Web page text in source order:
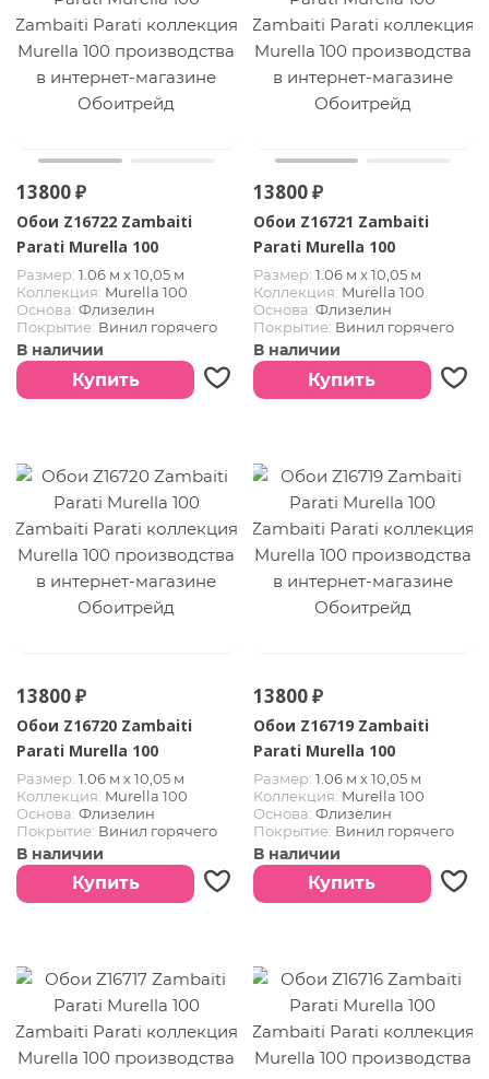
13800 ₽
Обои Z16722 Zambaiti
Parati Murella 100
Размер: 1.06 м х 10,05 м
Коллекция: Murella 100
Основа: Флизелин
Покрытие: Винил горячего
тиснения
В наличии
Купить
13800 ₽
Обои Z16721 Zambaiti
Parati Murella 100
Размер: 1.06 м х 10,05 м
Коллекция: Murella 100
Основа: Флизелин
Покрытие: Винил горячего
тиснения
В наличии
Купить
13800 ₽
Обои Z16720 Zambaiti
Parati Murella 100
Размер: 1.06 м х 10,05 м
Коллекция: Murella 100
Основа: Флизелин
Покрытие: Винил горячего
тиснения
В наличии
Купить
13800 ₽
Обои Z16719 Zambaiti
Parati Murella 100
Размер: 1.06 м х 10,05 м
Коллекция: Murella 100
Основа: Флизелин
Покрытие: Винил горячего
тиснения
В наличии
Купить